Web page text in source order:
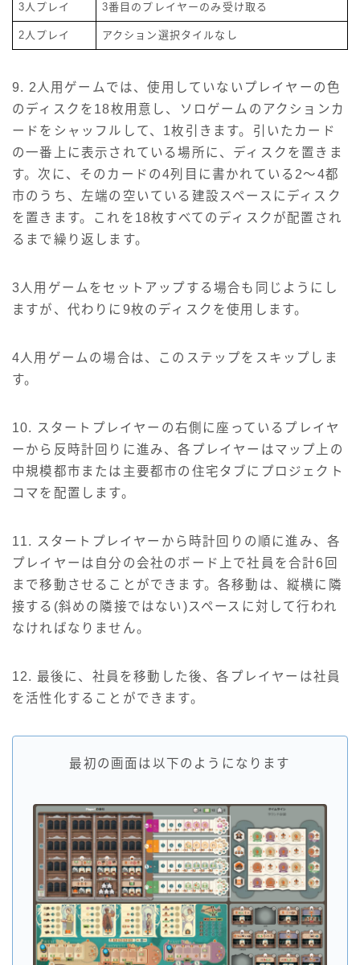
3人プレイ 3番目のプレイヤーのみ受け取る
2人プレイ アクション選択タイルなし
9. 2人用ゲームでは、使用していないプレイヤーの色
のディスクを18枚用意し、ソロゲームのアクションカ
ードをシャッフルして、1枚引きます。引いたカード
の一番上に表示されている場所に、ディスクを置きま
す。次に、そのカードの4列目に書かれている2～4都
市のうち、左端の空いている建設スペースにディスク
を置きます。これを18枚すべてのディスクが配置され
るまで繰り返します。
3人用ゲームをセットアップする場合も同じようにし
ますが、代わりに9枚のディスクを使用します。
4人用ゲームの場合は、このステップをスキップしま
す。
10. スタートプレイヤーの右側に座っているプレイヤ
ーから反時計回りに進み、各プレイヤーはマップ上の
中規模都市または主要都市の住宅タブにプロジェクト
コマを配置します。
11. スタートプレイヤーから時計回りの順に進み、各
プレイヤーは自分の会社のボード上で社員を合計6回
まで移動させることができます。各移動は、縦横に隣
接する(斜めの隣接ではない)スペースに対して行われ
なければなりません。
12. 最後に、社員を移動した後、各プレイヤーは社員
を活性化することができます。
最初の画面は以下のようになります